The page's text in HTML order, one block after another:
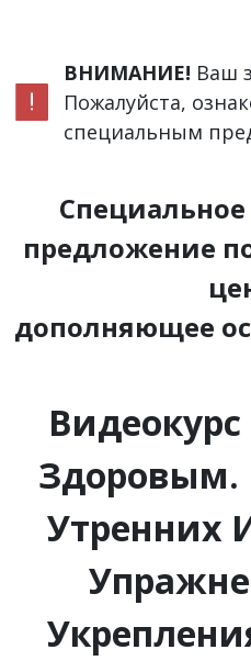
ВНИМАНИЕ! Ваш
Пожалуйста,
специальным
предложение
дополняющее
Здоровым.
Утренних